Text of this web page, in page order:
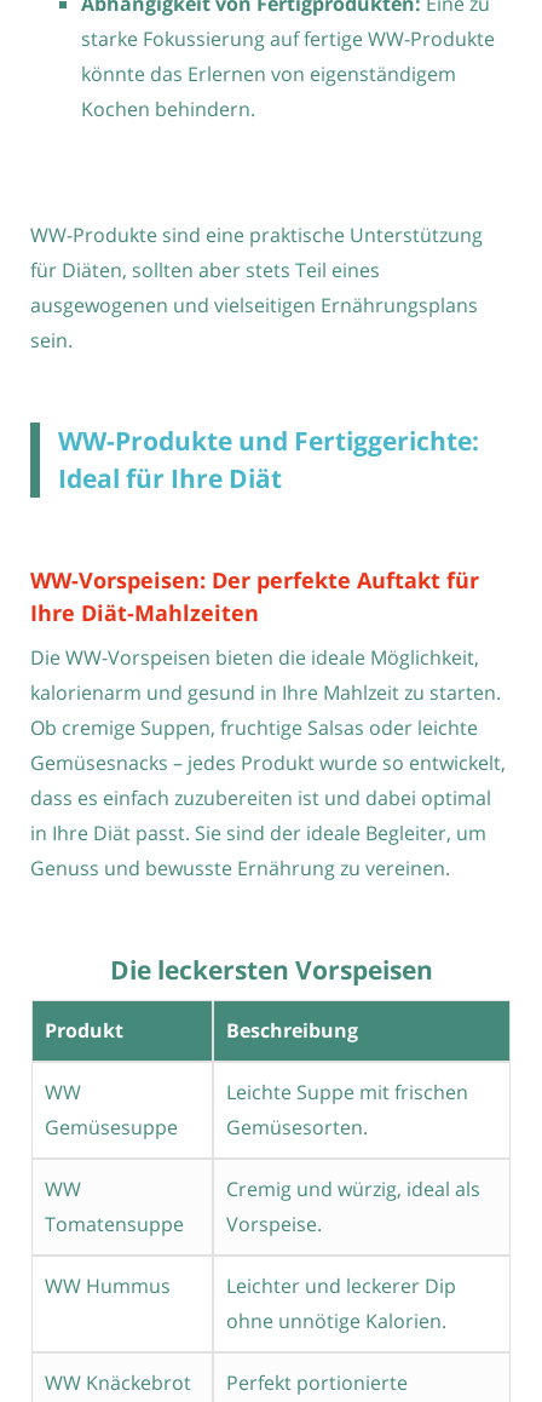
starke Fokussierung auf fertige WW-Produkte
könnte das Erlernen von eigenständigem
Kochen behindern.
WW-Produkte sind eine praktische Unterstützung
für Diäten, sollten aber stets Teil eines
ausgewogenen und vielseitigen Ernährungsplans
sein.
WW-Produkte und Fertiggerichte:
Ideal für Ihre Diät
WW-Vorspeisen: Der perfekte Auftakt für
Ihre Diät-Mahlzeiten
Die WW-Vorspeisen bieten die ideale Möglichkeit,
kalorienarm und gesund in Ihre Mahlzeit zu starten.
Ob cremige Suppen, fruchtige Salsas oder leichte
Gemüsesnacks – jedes Produkt wurde so entwickelt,
dass es einfach zuzubereiten ist und dabei optimal
in Ihre Diät passt. Sie sind der ideale Begleiter, um
Genuss und bewusste Ernährung zu vereinen.
Die leckersten Vorspeisen
Produkt Beschreibung
WW
Gemüsesuppe
Leichte Suppe mit frischen
Gemüsesorten.
WW
Tomatensuppe
Cremig und würzig, ideal als
Vorspeise.
WW Hummus
Leichter und leckerer Dip
ohne unnötige Kalorien.
WW Knäckebrot
Perfekt portionierte